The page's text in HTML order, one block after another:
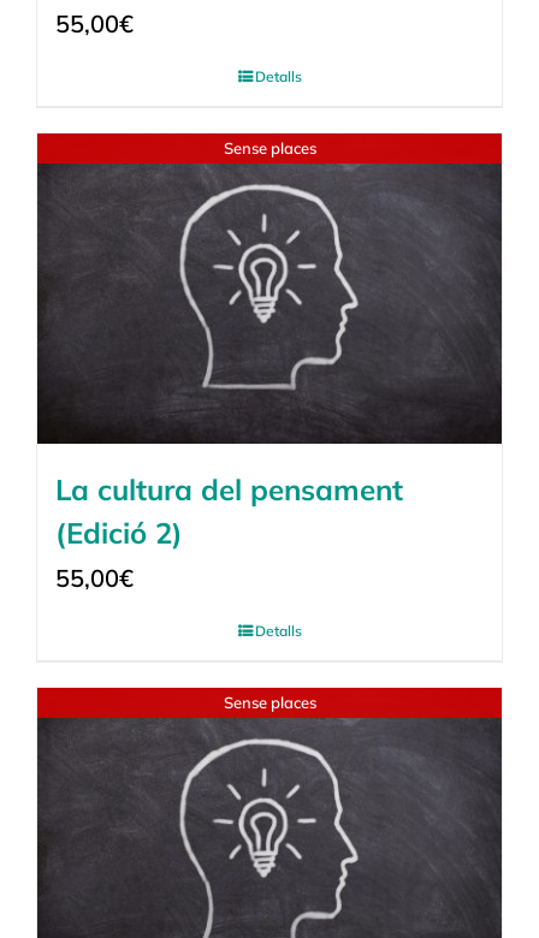
55,00€
Detalls
Sense places
La cultura del pensament
(Edició 2)
55,00€
Detalls
Sense places